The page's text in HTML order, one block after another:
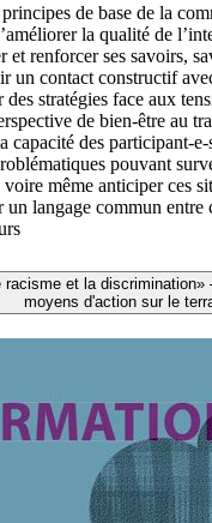
de base de la
la qualité de
et renforcer ses savoirs,
un contact constructif
stratégies face aux
de bien-être au
capacité des participant-
pouvant
même anticiper ces
un langage commun entre
racisme et la discrimination»
moyens d'action sur le